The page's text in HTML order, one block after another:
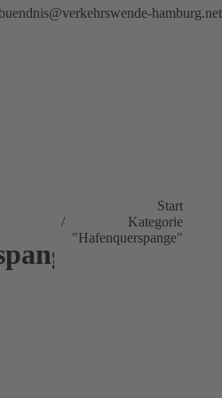
hamburg.net
Sie befinden sich hier:
Start
Kategorie
"Hafenquerspange"